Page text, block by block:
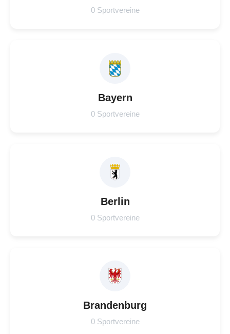
0 Sportvereine
Bayern
0 Sportvereine
Berlin
0 Sportvereine
Brandenburg
0 Sportvereine